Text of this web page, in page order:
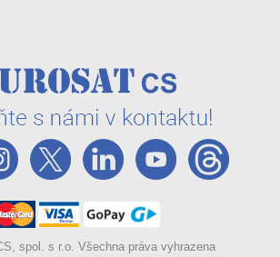
spol. s r.o. Všechna práva vyhrazena